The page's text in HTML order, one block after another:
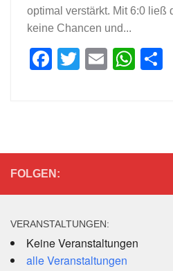
optimal verstärkt. Mit 6:0 ließ
keine Chancen und...
Facebook
Twitter
Email
FOLGEN:
VERANSTALTUNGEN:
Keine Veranstaltungen
alle Veranstaltungen